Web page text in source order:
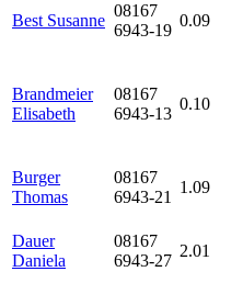
Best Susanne
08167
6943-19
0.09
Brandmeier
Elisabeth
08167
6943-13
0.10
Burger
Thomas
08167
6943-21
1.09
Dauer
Daniela
08167
6943-27
2.01